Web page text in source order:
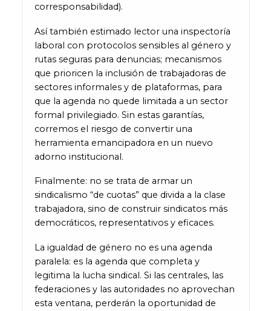
corresponsabilidad).
Así también estimado lector una inspectoría
laboral con protocolos sensibles al género y
rutas seguras para denuncias; mecanismos
que prioricen la inclusión de trabajadoras de
sectores informales y de plataformas, para
que la agenda no quede limitada a un sector
formal privilegiado. Sin estas garantías,
corremos el riesgo de convertir una
herramienta emancipadora en un nuevo
adorno institucional.
Finalmente: no se trata de armar un
sindicalismo “de cuotas” que divida a la clase
trabajadora, sino de construir sindicatos más
democráticos, representativos y eficaces.
La igualdad de género no es una agenda
paralela: es la agenda que completa y
legitima la lucha sindical. Si las centrales, las
federaciones y las autoridades no aprovechan
esta ventana, perderán la oportunidad de